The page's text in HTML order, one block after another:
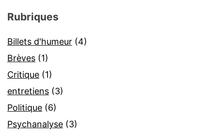
Rubriques
Billets d'humeur (4)
Brèves (1)
Critique (1)
entretiens (3)
Politique (6)
Psychanalyse (3)